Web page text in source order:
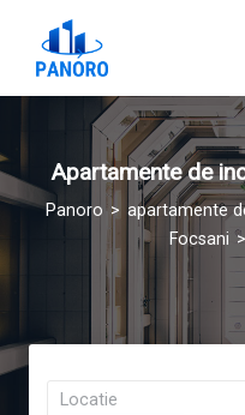
Apartamente de
Panoro apartamente
Focsani
Locatie